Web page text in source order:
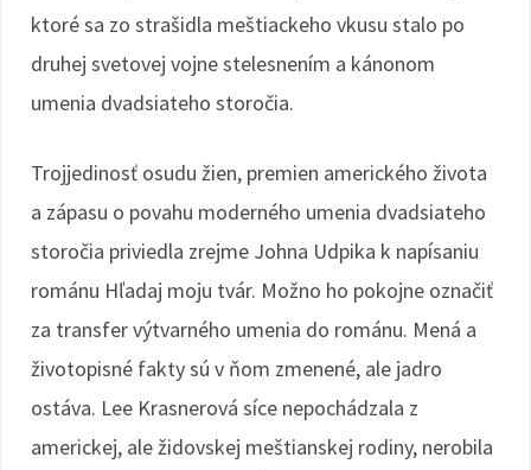
ktoré sa zo strašidla meštiackeho vkusu stalo po
druhej svetovej vojne stelesnením a kánonom
umenia dvadsiateho storočia.
Trojjedinosť osudu žien, premien amerického života
a zápasu o povahu moderného umenia dvadsiateho
storočia priviedla zrejme Johna Udpika k napísaniu
románu Hľadaj moju tvár. Možno ho pokojne označiť
za transfer výtvarného umenia do románu. Mená a
životopisné fakty sú v ňom zmenené, ale jadro
ostáva. Lee Krasnerová síce nepochádzala z
americkej, ale židovskej meštianskej rodiny, nerobila